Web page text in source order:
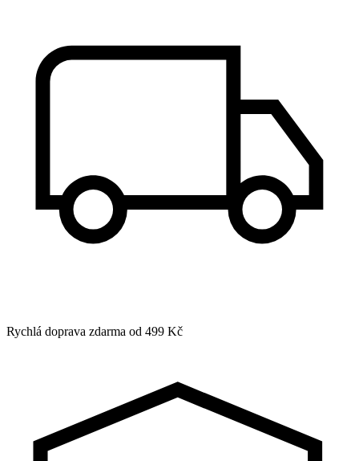
Rychlá doprava zdarma od 499 Kč